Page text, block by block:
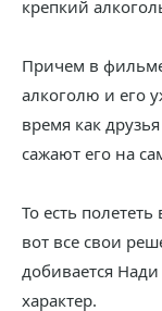
крепкий
Причем в
алкоголю и его
время как
сажают его на
То есть
вот все свои
добивается
характер.